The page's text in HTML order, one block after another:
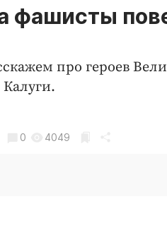
фашисты
про героев
0 4049